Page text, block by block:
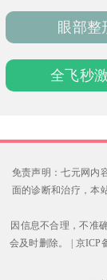
眼部整
全飞秒
免责声明：七元网内
面的诊断和治疗，本
因信息不合理，不准
会及时删除。
京ICP